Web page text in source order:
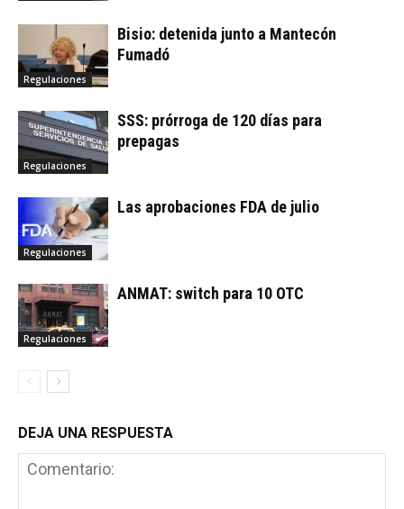
Regulaciones
Bisio: detenida junto a Mantecón
Fumadó
Regulaciones
SSS: prórroga de 120 días para
prepagas
Regulaciones
Las aprobaciones FDA de julio
Regulaciones
ANMAT: switch para 10 OTC
DEJA UNA RESPUESTA